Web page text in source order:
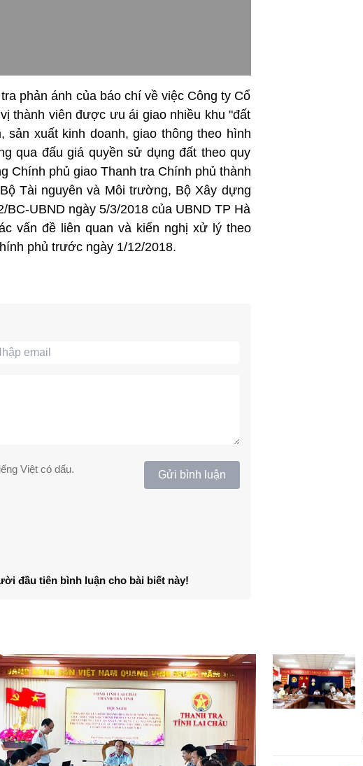
phản ánh của báo chí về việc Công ty Cổ
thành viên được ưu ái giao nhiều khu "đất
xuất kinh doanh, giao thông theo hình
qua đấu giá quyền sử dụng đất theo quy
Chính phủ giao Thanh tra Chính phủ thành
Tài nguyên và Môi trường, Bộ Xây dựng
UBND ngày 5/3/2018 của UBND TP Hà
vấn đề liên quan và kiến nghị xử lý theo
phủ trước ngày 1/12/2018.
Việt có dấu. Gửi bình luận
đầu tiên bình luận cho bài biết này!